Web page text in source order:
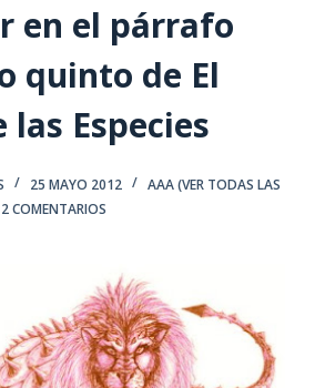
en el párrafo
quinto de El
las Especies
25 MAYO 2012
AAA (VER TODAS LAS
2 COMENTARIOS